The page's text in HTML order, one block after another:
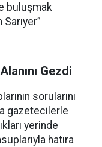
buluşmak
Gezdi
sorularını
gazetecilerle
yerinde
hatıra